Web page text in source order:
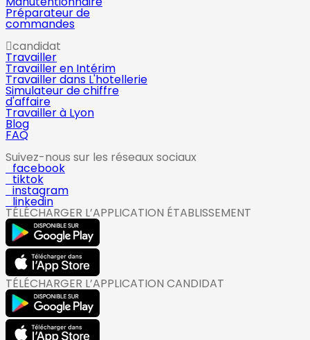
Préparateur de
commandes
candidat
Travailler
Travailler en Intérim
Travailler dans L'hotellerie
Simulateur de chiffre
d'affaire
Travailler à Lyon
Blog
FAQ
Suivez-nous sur les réseaux sociaux
facebook
tiktok
instagram
linkedin
TÉLÉCHARGER L’APPLICATION ÉTABLISSEMENT
TÉLÉCHARGER L’APPLICATION CANDIDAT